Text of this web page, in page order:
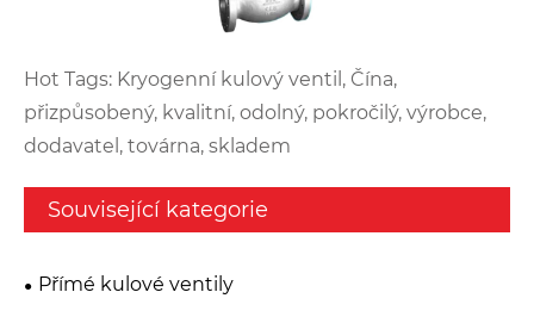
Hot Tags: Kryogenní kulový ventil, Čína,
přizpůsobený, kvalitní, odolný, pokročilý, výrobce,
dodavatel, továrna, skladem
Související kategorie
Přímé kulové ventily